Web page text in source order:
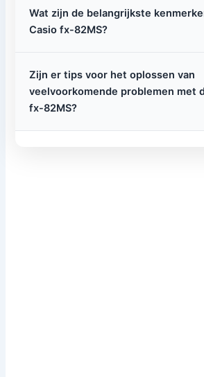
Wat zijn de belangrijkste
Casio fx-82MS?
Zijn er tips voor het oplossen van
veelvoorkomende problemen met
fx-82MS?